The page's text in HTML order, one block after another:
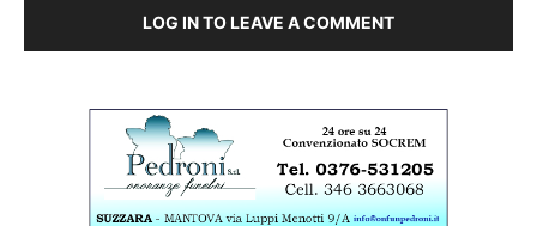
LOG IN TO LEAVE A COMMENT